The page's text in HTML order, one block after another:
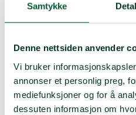
Samtykke
Denne nettsiden anvender
Vi bruker
annonser et personlig preg,
mediefunksjoner og for å
dessuten informasjon om
Norsk Folkehjelp-